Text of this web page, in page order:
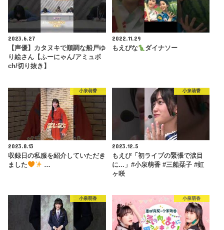
2023.6.27
【声優】カタヌキで順調な船戸ゆ
り絵さん【ふーにゃん/アミュボ
ch/切り抜き】
2022.11.29
もえぴな
ダイナソー
小泉萌香
2023.8.13
収録日の私服を紹介していただき
ました
…
小泉萌香
2023.12.5
もえぴ「初ライブの緊張で涙目
に...」#小泉萌香 #三船栞子 #虹
ヶ咲
小泉萌香 小泉萌香